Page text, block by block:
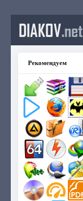
DIAKOV.net
Рекомендуем